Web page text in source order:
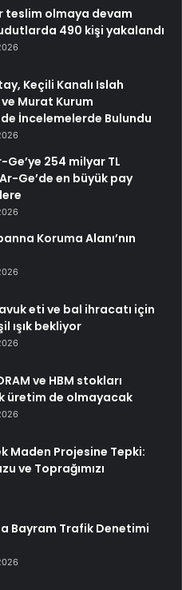
teslim olmaya devam
490 kişi yakalandı
Keçili Kanalı Islah
ve Murat Kurum
İncelemelerde Bulundu
Ge’ye 254 milyar TL
Ge’de en büyük pay
Koruma Alanı’nın
eti ve bal ihracatı için
ışık bekliyor
ve HBM stokları
üretim de olmayacak
Maden Projesine Tepki:
ve Toprağımızı
Bayram Trafik Denetimi